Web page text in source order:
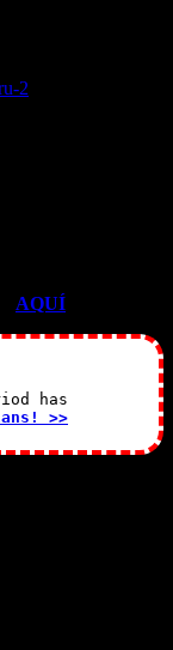
AQUÍ
has
>>